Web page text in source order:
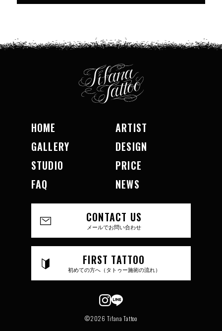
HOME
ARTIST
GALLERY
DESIGN
STUDIO
PRICE
FAQ
NEWS
CONTACT US
メールでお問い合わせ
FIRST TATTOO
初めての方へ（タトゥー施術の流れ）
©2026 Tifana Tattoo